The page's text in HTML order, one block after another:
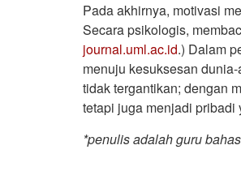
Pada akhirnya, motivasi
Secara psikologis,
journal.uml.ac.id.) Dalam
menuju kesuksesan
tidak tergantikan; dengan
tetapi juga menjadi pribadi
*penulis adalah guru